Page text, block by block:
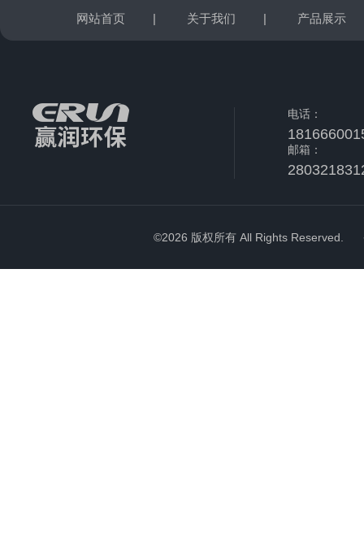
网站首页 | 关于我们 | 产品展示
电话：
邮箱：
©2026 版权所有 All Rights Reserved.